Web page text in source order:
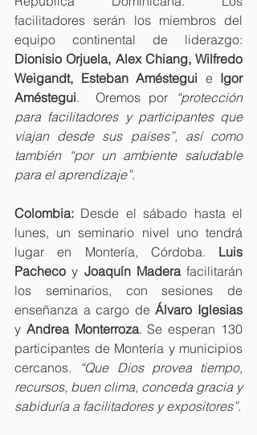
facilitadores serán los miembros del
Dionisio Orjuela, Alex Chiang, Wilfredo
Weigandt, Esteban Améstegui e Igor
Améstegui.  Oremos por
“protección
para facilitadores y participantes que
viajan desde sus países”, así como
también “por un ambiente saludable
para el aprendizaje”.
Colombia: Desde el sábado hasta el
lunes, un seminario nivel uno tendrá
lugar en Montería, Córdoba. Luis
Pacheco y Joaquín Madera facilitarán
los seminarios, con sesiones de
enseñanza a cargo de
y Andrea Monterroza. Se esperan 130
participantes de Montería y municipios
cercanos.
“Que Dios provea tiempo,
recursos, buen clima, conceda gracia y
sabiduría a facilitadores y expositores”.